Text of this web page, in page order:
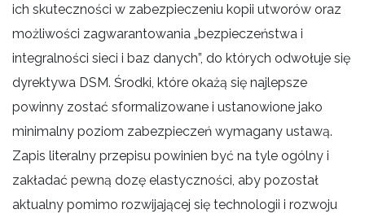
ich skuteczności w zabezpieczeniu kopii utworów oraz
możliwości zagwarantowania „bezpieczeństwa i
integralności sieci i baz danych”, do których odwołuje się
dyrektywa DSM. Środki, które okażą się najlepsze
powinny zostać sformalizowane i ustanowione jako
minimalny poziom zabezpieczeń wymagany ustawą.
Zapis literalny przepisu powinien być na tyle ogólny i
zakładać pewną dozę elastyczności, aby pozostał
aktualny pomimo rozwijającej się technologii i rozwoju